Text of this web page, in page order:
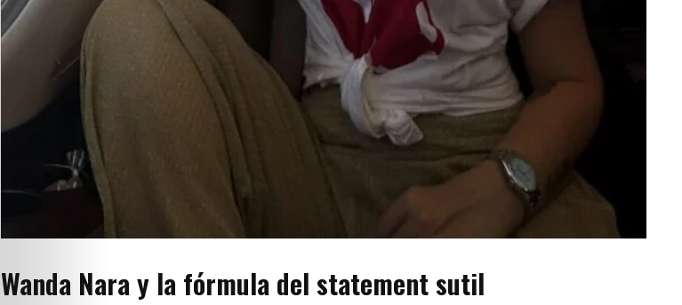
Editoriales
Comunidad
Los
Elegidos
PLOP
Wanda Nara y la fórmula del statement sutil